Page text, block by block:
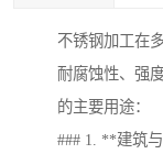
不锈钢加工在
耐腐蚀性、强
的主要用途：
### 1. **建筑